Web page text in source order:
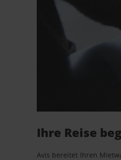
Ihre Reise
Avis bereitet Ihren